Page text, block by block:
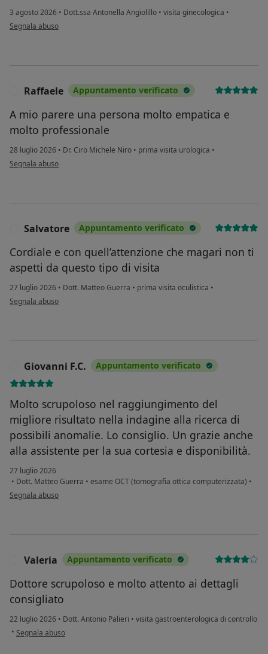
3 agosto 2026 • Dott.ssa Antonella Angiolillo • visita ginecologica •
secondo l'opinione dell'utente Grazia Ferrante
Segnala abuso
Raffaele Appuntamento verificato
A mio parere una persona molto empatica e
molto professionale
28 luglio 2026 • Dr. Ciro Michele Niro • prima visita urologica •
secondo l'opinione dell'utente Raffaele
Segnala abuso
Salvatore Appuntamento verificato
Cordiale e con quell’attenzione che magari non ti
aspetti da questo tipo di visita
27 luglio 2026 • Dott. Matteo Guerra • prima visita oculistica •
secondo l'opinione dell'utente Salvatore
Segnala abuso
Giovanni F.C. Appuntamento verificato
Molto scrupoloso nel raggiungimento del
migliore risultato nella indagine alla ricerca di
possibili anomalie. Lo consiglio. Un grazie anche
alla assistente per la sua cortesia e disponibilità.
27 luglio 2026
• Dott. Matteo Guerra • esame OCT (tomografia ottica computerizzata) •
secondo l'opinione dell'utente Giovanni F.C.
Segnala abuso
Valeria Appuntamento verificato
Dottore scrupoloso e molto attento ai dettagli
consigliato
22 luglio 2026 • Dott. Antonio Palieri • visita gastroenterologica di controllo
• secondo l'opinione dell'utente Valeria
Segnala abuso